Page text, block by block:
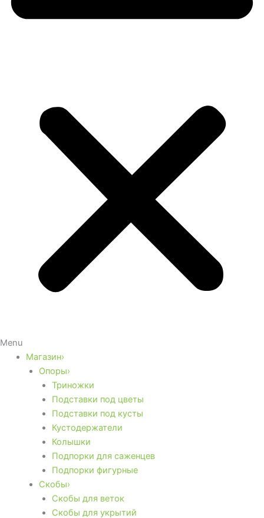
Menu
Магазин›
Опоры›
Триножки
Подставки под цветы
Подставки под кусты
Кустодержатели
Колышки
Подпорки для саженцев
Подпорки фигурные
Скобы›
Скобы для веток
Скобы для укрытий